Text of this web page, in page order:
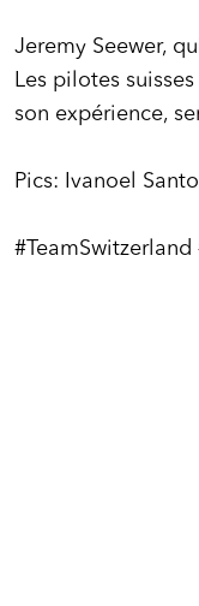
Jeremy Seewer,
Les pilotes
son expérience,
Pics: Ivanoel